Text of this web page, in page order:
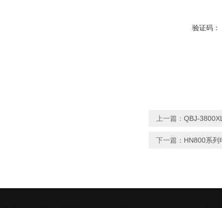
验证码：
上一篇： QBJ-
下一篇： HN800系列